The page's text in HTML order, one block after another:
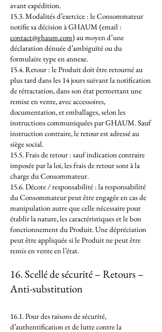
avant expédition.
15.3. Modalités d’exercice : le Consommateur
notifie sa décision à GHAUM (email :
contact@ghaum.com) au moyen d’une
déclaration dénuée d’ambiguïté ou du
formulaire type en annexe.
15.4. Retour : le Produit doit être retourné au
plus tard dans les 14 jours suivant la notification
de rétractation, dans son état permettant une
remise en vente, avec accessoires,
documentation, et emballages, selon les
instructions communiquées par GHAUM. Sauf
instruction contraire, le retour est adressé au
siège social.
15.5. Frais de retour : sauf indication contraire
imposée par la loi, les frais de retour sont à la
charge du Consommateur.
15.6. Décote / responsabilité : la responsabilité
du Consommateur peut être engagée en cas de
manipulation autre que celle nécessaire pour
établir la nature, les caractéristiques et le bon
fonctionnement du Produit. Une dépréciation
peut être appliquée si le Produit ne peut être
remis en vente en l’état.
16. Scellé de sécurité – Retours –
Anti-substitution
16.1. Pour des raisons de sécurité,
d’authentification et de lutte contre la